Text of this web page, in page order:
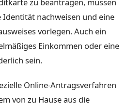
nachweisen und eine
vorlegen. Auch ein
Einkommen oder eine
sein.
Online-Antragsverfahren
von zu Hause aus die